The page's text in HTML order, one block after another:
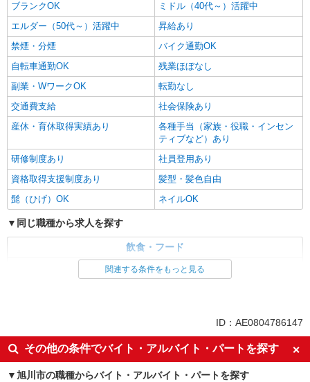
ブランクOK
ミドル（40代～）活躍中
エルダー（50代～）活躍中
昇給あり
禁煙・分煙
バイク通勤OK
自転車通勤OK
残業ほぼなし
副業・WワークOK
転勤なし
交通費支給
社会保険あり
産休・育休取得実績あり
各種手当（家族・役職・インセン
ティブなど）あり
研修制度あり
社員登用あり
資格取得支援制度あり
髪型・髪色自由
髭（ひげ）OK
ネイルOK
同じ職種から求人を探す
飲食・フード
調理・調理補助・調理師
副業・WワークOK
交通費支給
社会保険あり
産休・育休取得実績あり
社員登用あり
関連する条件をもっと見る
ID：AE0804786147
その他の条件でバイト・アルバイト・パートを探す
旭川市の職種からバイト・アルバイト・パートを探す